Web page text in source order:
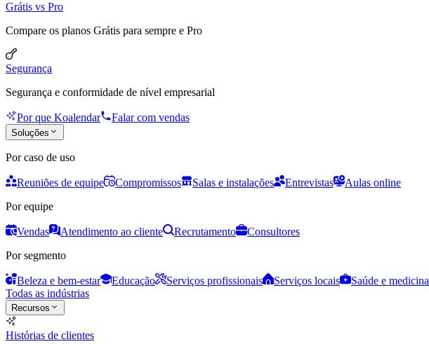
Grátis vs Pro
Compare os planos Grátis para sempre e Pro
Segurança
Segurança e conformidade de nível empresarial
Por que Koalendar Falar com vendas
Soluções
Por caso de uso
Reuniões de equipe Compromissos Salas e instalações Entrevistas
Aulas online
Por equipe
Vendas Atendimento ao cliente Recrutamento
Consultores
Por segmento
Beleza e bem-estar Educação Serviços profissionais Serviços locais Saúde e medicina
Todas as indústrias
Recursos
Histórias de clientes